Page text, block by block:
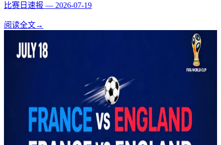
比赛日速报 — 2026-07-19
阅读全文→